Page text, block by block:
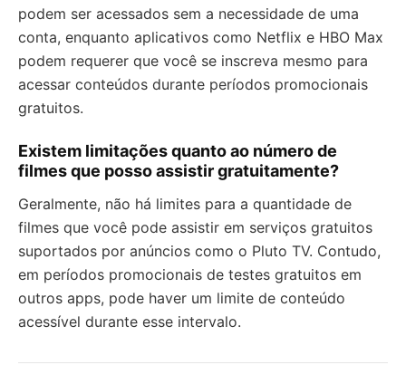
podem ser acessados sem a necessidade de uma
conta, enquanto aplicativos como Netflix e HBO Max
podem requerer que você se inscreva mesmo para
acessar conteúdos durante períodos promocionais
gratuitos.
Existem limitações quanto ao número de
filmes que posso assistir gratuitamente?
Geralmente, não há limites para a quantidade de
filmes que você pode assistir em serviços gratuitos
suportados por anúncios como o Pluto TV. Contudo,
em períodos promocionais de testes gratuitos em
outros apps, pode haver um limite de conteúdo
acessível durante esse intervalo.